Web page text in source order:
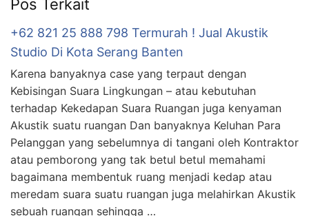
Pos Terkait
+62 821 25 888 798 Termurah ! Jual Akustik
Studio Di Kota Serang Banten
Karena banyaknya case yang terpaut dengan
Kebisingan Suara Lingkungan – atau kebutuhan
terhadap Kekedapan Suara Ruangan juga kenyaman
Akustik suatu ruangan Dan banyaknya Keluhan Para
Pelanggan yang sebelumnya di tangani oleh Kontraktor
atau pemborong yang tak betul betul memahami
bagaimana membentuk ruang menjadi kedap atau
meredam suara suatu ruangan juga melahirkan Akustik
sebuah ruangan sehingga …